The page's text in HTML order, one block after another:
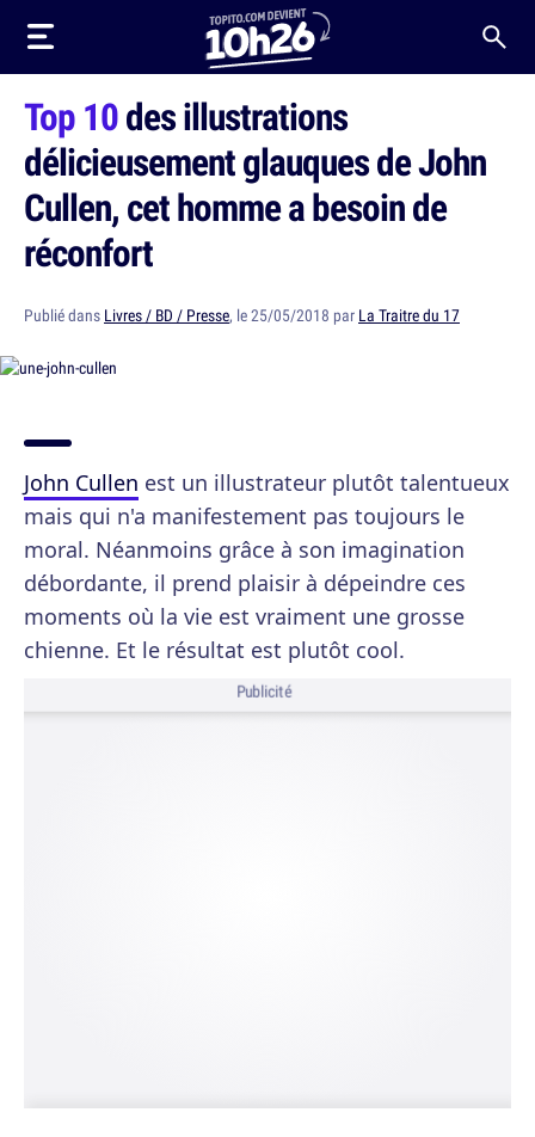
Top 10des illustrations
délicieusement glauques de John
Cullen, cet homme a besoin de
réconfort
Publié dans Livres / BD / Presse, le 25/05/2018 par La Traitre du 17
John Cullen est un illustrateur plutôt talentueux
mais qui n'a manifestement pas toujours le
moral. Néanmoins grâce à son imagination
débordante, il prend plaisir à dépeindre ces
moments où la vie est vraiment une grosse
chienne. Et le résultat est plutôt cool.
Publicité